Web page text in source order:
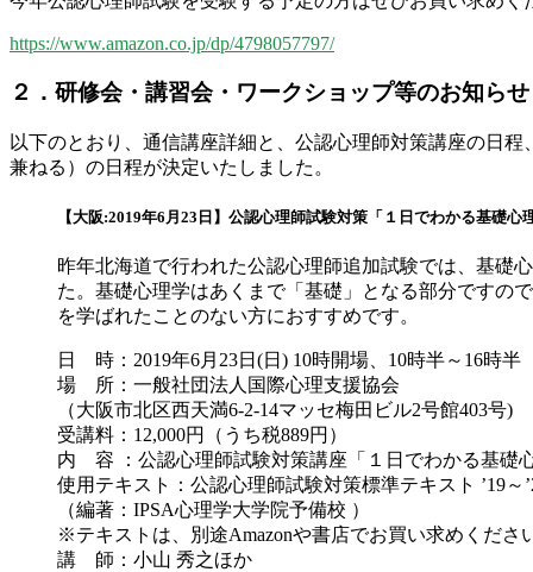
https://www.amazon.co.jp/dp/4798057797/
２．研修会・講習会・ワークショップ等のお知らせ
以下のとおり、通信講座詳細と、公認心理師対策講座の日
兼ねる）の日程が決定いたしました。
【大阪:2019年6月23日】公認心理師試験対策「１日でわかる基礎心
昨年北海道で行われた公認心理師追加試験では、基礎
た。基礎心理学はあくまで「基礎」となる部分ですの
を学ばれたことのない方におすすめです。
日 時：2019年6月23日(日) 10時開場、10時半～16時
場 所：一般社団法人国際心理支援協会
（大阪市北区西天満6-2-14マッセ梅田ビル2号館403号)
受講料：12,000円（うち税889円）
内 容 ：公認心理師試験対策講座「１日でわかる基礎
使用テキスト：公認心理師試験対策標準テキスト ’19～
（編著：IPSA心理学大学院予備校 ）
※テキストは、別途Amazonや書店でお買い求めくださ
講 師：小山 秀之ほか